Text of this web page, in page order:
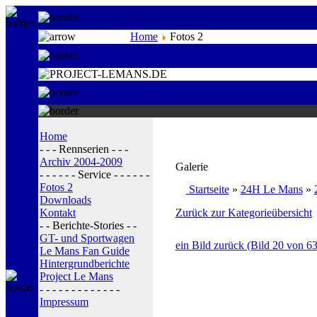
Home Fotos 2
Home
- - - Rennserien - - -
Archiv 2004-2009
- - - - - - Service - - - - - -
Fotos 2
Downloads
Kontakt
- - Berichte-Stories - -
GT- und Sportwagen
Le Mans Fan Guide
Hintergrundberichte
Project Le Mans
- - - - - - - - - - - - -
Impressum
Galerie
Startseite» 24H Le Mans»
Zurück zur Kategorieübersicht
ein Bild zurück (Bild 20 von